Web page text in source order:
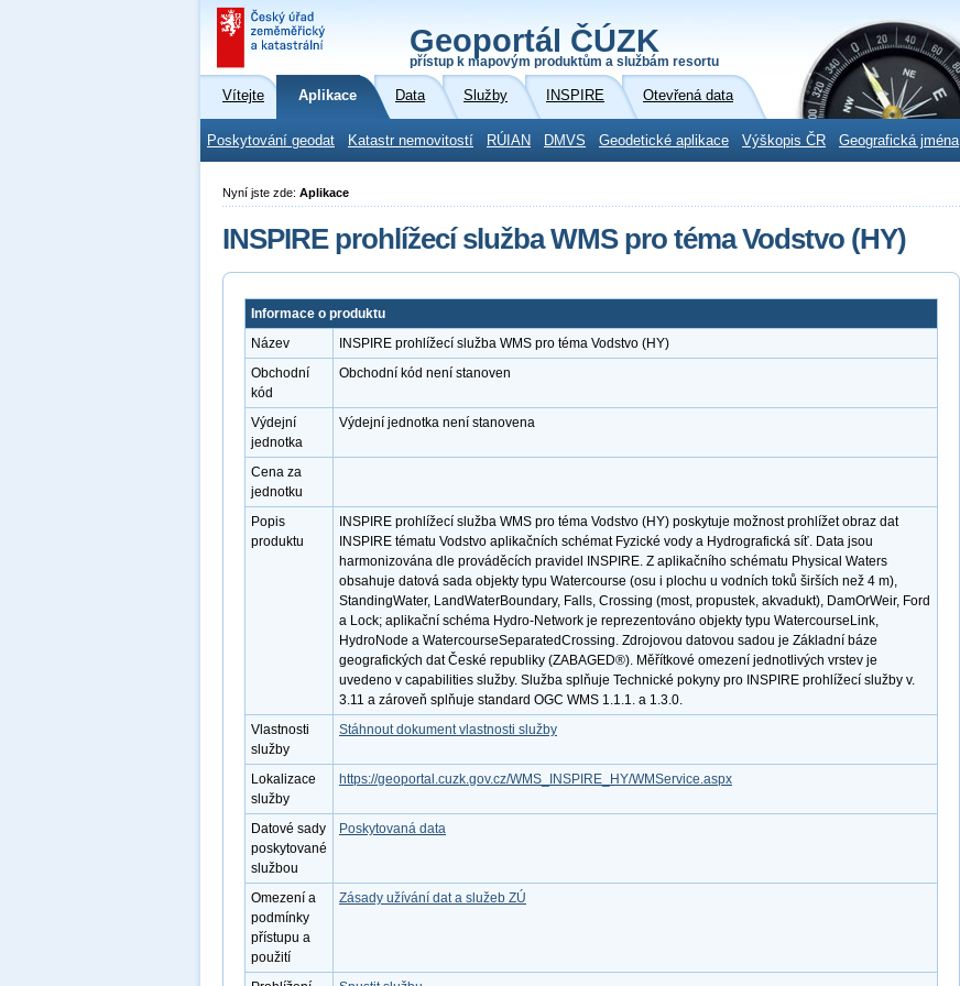
Geoportál ČÚZK
přístup k mapovým produktům a službám resortu
Vítejte Aplikace Data Služby INSPIRE Otevřená data
Poskytování geodat Katastr nemovitostí RÚIAN DMVS Geodetické aplikace Výškopis ČR Geografická jména
Nyní jste zde: Aplikace
INSPIRE prohlížecí služba WMS pro téma Vodstvo (HY)
Informace o produktu
Název
INSPIRE prohlížecí služba WMS pro téma Vodstvo (HY)
Obchodní
kód
Obchodní kód není stanoven
Výdejní
jednotka
Výdejní jednotka není stanovena
Cena za
jednotku
Popis
produktu
INSPIRE prohlížecí služba WMS pro téma Vodstvo (HY) poskytuje možnost prohlížet obraz dat
INSPIRE tématu Vodstvo aplikačních schémat Fyzické vody a Hydrografická síť. Data jsou
harmonizována dle prováděcích pravidel INSPIRE. Z aplikačního schématu Physical Waters
obsahuje datová sada objekty typu Watercourse (osu i plochu u vodních toků širších než 4 m),
StandingWater, LandWaterBoundary, Falls, Crossing (most, propustek, akvadukt), DamOrWeir, Ford
a Lock; aplikační schéma Hydro-Network je reprezentováno objekty typu WatercourseLink,
HydroNode a WatercourseSeparatedCrossing. Zdrojovou datovou sadou je Základní báze
geografických dat České republiky (ZABAGED®). Měřítkové omezení jednotlivých vrstev je
uvedeno v capabilities služby. Služba splňuje Technické pokyny pro INSPIRE prohlížecí služby v.
3.11 a zároveň splňuje standard OGC WMS 1.1.1. a 1.3.0.
Vlastnosti
služby
Stáhnout dokument vlastnosti služby
Lokalizace
služby
https://geoportal.cuzk.gov.cz/WMS_INSPIRE_HY/WMService.aspx
Datové sady
poskytované
službou
Poskytovaná data
Omezení a
podmínky
přístupu a
použití
Zásady užívání dat a služeb ZÚ